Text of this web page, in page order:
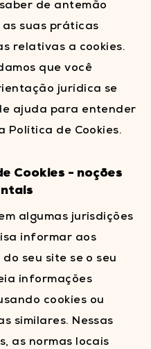
de antemão
as suas práticas
relativas a cookies.
que você
jurídica se
ajuda para entender
Política de Cookies.
Cookies - noções
algumas jurisdições
informar aos
seu site se o seu
informações
cookies ou
similares. Nessas
as normas locais